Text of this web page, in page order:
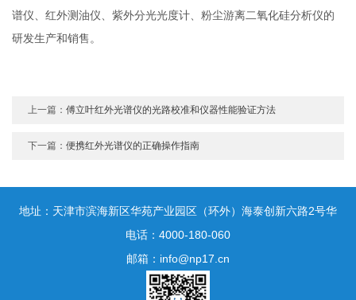
谱仪、红外测油仪、紫外分光光度计、粉尘游离二氧化硅分析仪的
研发生产和销售。
上一篇：傅立叶红外光谱仪的光路校准和仪器性能验证方法
下一篇：便携红外光谱仪的正确操作指南
地址：天津市滨海新区华苑产业园区（环外）海泰创新六路2号华
鼎新区一号3号楼1门10层
电话：4000-180-060
邮箱：info@np17.cn